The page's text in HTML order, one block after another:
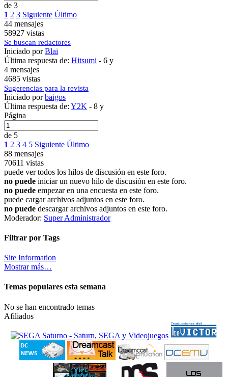
de 3
1 2 3 Siguiente Último
44 mensajes
58927 vistas
Se buscan redactores
Iniciado porBlai
Última respuesta de: Hitsumi - 6 y
4 mensajes
4685 vistas
Sugerencias para la revista
Iniciado porbaigos
Última respuesta de: Y2K - 8 y
Página
de 5
1 2 3 4 5 Siguiente Último
88 mensajes
70611 vistas
puede ver todos los hilos de discusión en este foro.
no puede iniciar un nuevo hilo de discusión en este foro.
no puede empezar en una encuesta en este foro.
puede cargar archivos adjuntos en este foro.
no puede descargar archivos adjuntos en este foro.
Moderador: Super Administrador
Filtrar por Tags
Site Information
Mostrar más…
Temas populares esta semana
No se han encontrado temas
Afiliados